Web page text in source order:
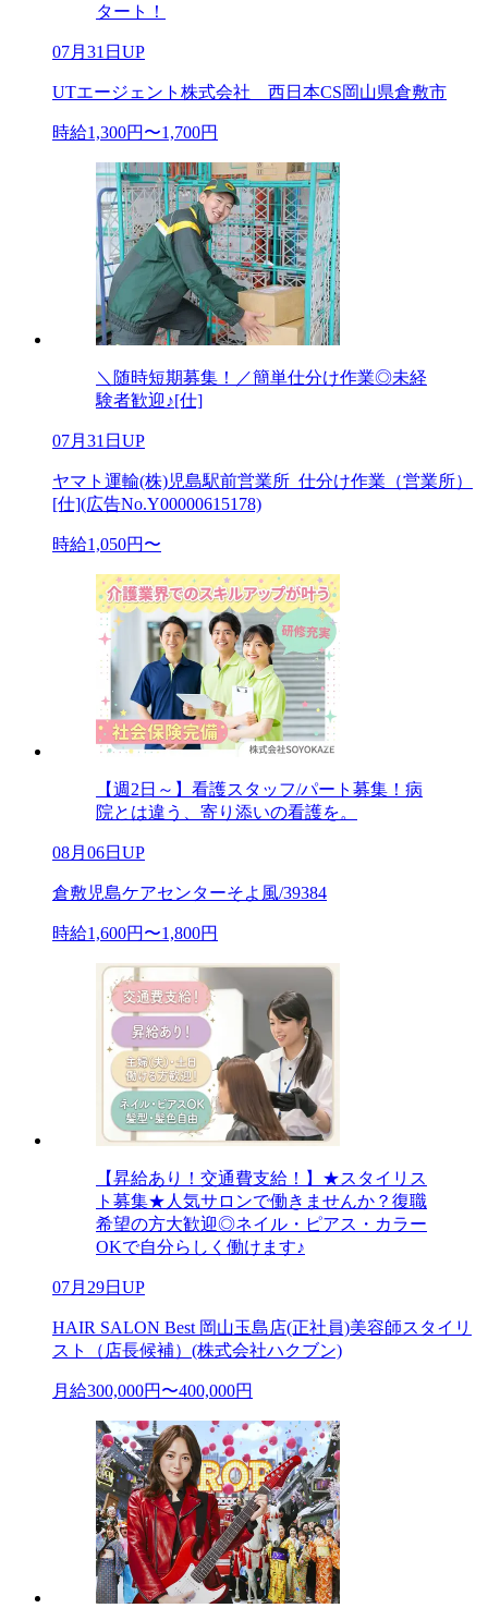
タート！
07月31日UP
UTエージェント株式会社 西日本CS岡山県倉敷市
時給1,300円〜1,700円
＼随時短期募集！／簡単仕分け作業◎未経
験者歓迎♪[仕]
07月31日UP
ヤマト運輸(株)児島駅前営業所_仕分け作業（営業所）
[仕](広告No.Y00000615178)
時給1,050円〜
【週2日～】看護スタッフ/パート募集！病
院とは違う、寄り添いの看護を。
08月06日UP
倉敷児島ケアセンターそよ風/39384
時給1,600円〜1,800円
【昇給あり！交通費支給！】★スタイリス
ト募集★人気サロンで働きませんか？復職
希望の方大歓迎◎ネイル・ピアス・カラー
OKで自分らしく働けます♪
07月29日UP
HAIR SALON Best 岡山玉島店(正社員)美容師スタイリ
スト（店長候補）(株式会社ハクブン)
月給300,000円〜400,000円